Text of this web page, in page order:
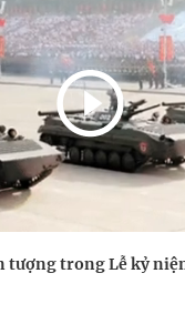
tượng trong Lễ kỷ